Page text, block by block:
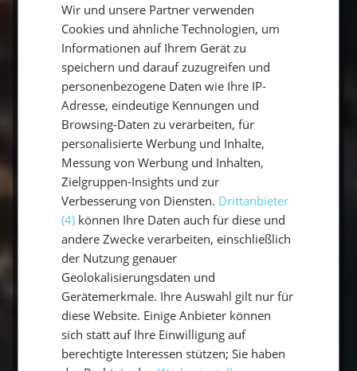
Lernzeit) und moderaten Kosten öffnet er
Türen zu eigenverantwortlichem Segeln. Wer
zunächst ohne Schein erste Erfahrungen
sammeln möchte, findet bei sailwithus.de
Mitsegel-Törnsmit erfahrenem Skipper.
Noch kein Segelschein – aber Lust auf
Segeln? Jetzt Mitsegel-Törn buchen
erste Erfahrungen sammeln!
Das könnte dich auch interessieren
Segelschein Kosten im Vergleich
SKS und Hochseeschein wirklich kosten
Die 9 Seemannsknoten für den SBF
Schritt-für-Schritt-Anleitung für die
Wir und unsere Partner verwenden
Cookies und ähnliche Technologien, um
Informationen auf Ihrem Gerät zu
speichern und darauf zuzugreifen und
personenbezogene Daten wie Ihre IP-
Adresse, eindeutige Kennungen und
Browsing-Daten zu verarbeiten, für
personalisierte Werbung und Inhalte,
Messung von Werbung und Inhalten,
Zielgruppen-Insights und zur
Verbesserung von Diensten. Drittanbieter
(4) können Ihre Daten auch für diese und
andere Zwecke verarbeiten, einschließlich
der Nutzung genauer
Geolokalisierungsdaten und
Gerätemerkmale. Ihre Auswahl gilt nur für
diese Website. Einige Anbieter können
sich statt auf Ihre Einwilligung auf
berechtigte Interessen stützen; Sie haben